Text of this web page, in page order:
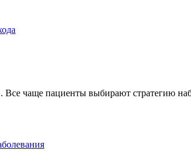
чаще пациенты выбирают стратегию